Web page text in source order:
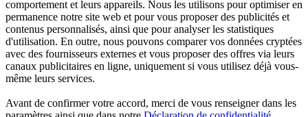
comportement et leurs appareils. Nous les utilisons pour optimiser en
permanence notre site web et pour vous proposer des publicités et
contenus personnalisés, ainsi que pour analyser les statistiques
d'utilisation. En outre, nous pouvons comparer vos données cryptées
avec des fournisseurs externes et vous proposer des offres via leurs
canaux publicitaires en ligne, uniquement si vous utilisez déjà vous-
même leurs services.
Avant de confirmer votre accord, merci de vous renseigner dans les